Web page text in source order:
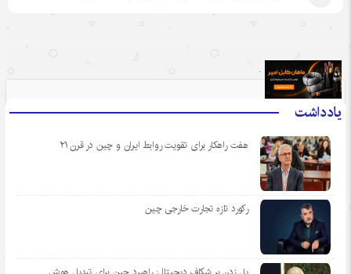
یادداشت
هفت راهکار برای تقویت روابط ایران و چین در قرن ۲۱
رکورد تازه تجارت خارجی چین
.